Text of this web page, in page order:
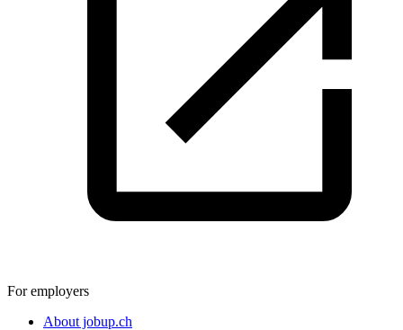
For employers
About jobup.ch